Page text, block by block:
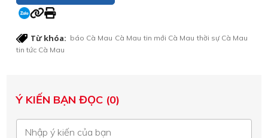
Từ khóa: báo Cà Mau Cà Mau tin mới Cà Mau thời sự Cà Mau
tin tức Cà Mau
Ý KIẾN BẠN ĐỌC (0)